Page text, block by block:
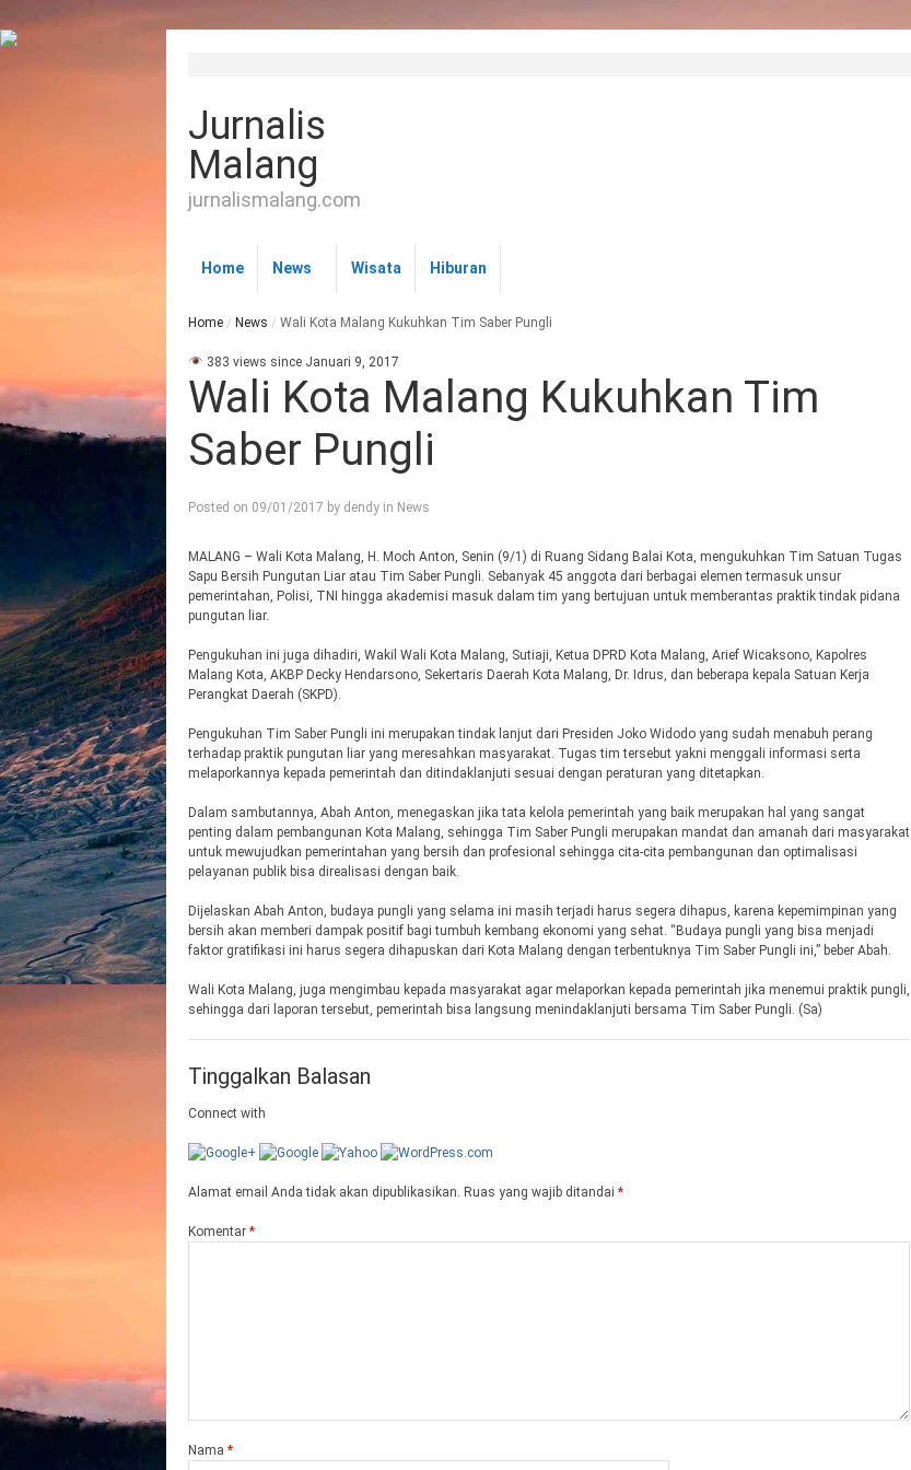
Jurnalis
Malang
jurnalismalang.com
Home News Wisata Hiburan
Home / News / Wali Kota Malang Kukuhkan Tim Saber Pungli
383 views since Januari 9, 2017
Wali Kota Malang Kukuhkan Tim
Saber Pungli
Posted on 09/01/2017 by dendy in News
MALANG – Wali Kota Malang, H. Moch Anton, Senin (9/1) di Ruang Sidang Balai Kota, mengukuhkan Tim Satuan Tugas
Sapu Bersih Pungutan Liar atau Tim Saber Pungli. Sebanyak 45 anggota dari berbagai elemen termasuk unsur
pemerintahan, Polisi, TNI hingga akademisi masuk dalam tim yang bertujuan untuk memberantas praktik tindak pidana
pungutan liar.
Pengukuhan ini juga dihadiri, Wakil Wali Kota Malang, Sutiaji, Ketua DPRD Kota Malang, Arief Wicaksono, Kapolres
Malang Kota, AKBP Decky Hendarsono, Sekertaris Daerah Kota Malang, Dr. Idrus, dan beberapa kepala Satuan Kerja
Perangkat Daerah (SKPD).
Pengukuhan Tim Saber Pungli ini merupakan tindak lanjut dari Presiden Joko Widodo yang sudah menabuh perang
terhadap praktik pungutan liar yang meresahkan masyarakat. Tugas tim tersebut yakni menggali informasi serta
melaporkannya kepada pemerintah dan ditindaklanjuti sesuai dengan peraturan yang ditetapkan.
Dalam sambutannya, Abah Anton, menegaskan jika tata kelola pemerintah yang baik merupakan hal yang sangat
penting dalam pembangunan Kota Malang, sehingga Tim Saber Pungli merupakan mandat dan amanah dari masyarakat
untuk mewujudkan pemerintahan yang bersih dan profesional sehingga cita-cita pembangunan dan optimalisasi
pelayanan publik bisa direalisasi dengan baik.
Dijelaskan Abah Anton, budaya pungli yang selama ini masih terjadi harus segera dihapus, karena kepemimpinan yang
bersih akan memberi dampak positif bagi tumbuh kembang ekonomi yang sehat. “Budaya pungli yang bisa menjadi
faktor gratifikasi ini harus segera dihapuskan dari Kota Malang dengan terbentuknya Tim Saber Pungli ini,” beber Abah.
Wali Kota Malang, juga mengimbau kepada masyarakat agar melaporkan kepada pemerintah jika menemui praktik pungli,
sehingga dari laporan tersebut, pemerintah bisa langsung menindaklanjuti bersama Tim Saber Pungli. (Sa)
Tinggalkan Balasan
Connect with
Alamat email Anda tidak akan dipublikasikan. Ruas yang wajib ditandai *
Komentar *
Nama *